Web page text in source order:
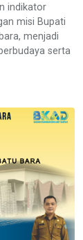
indikator
misi Bupati
menjadi
serta